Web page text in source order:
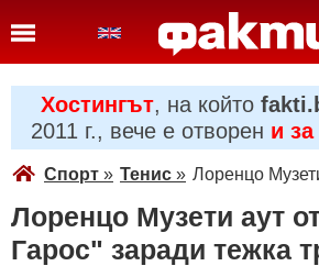
Хостингът, на който
2011 г., вече е отворен и
Спорт » Тенис » Лоренцо
Лоренцо Музети аут
Гарос" заради тежка